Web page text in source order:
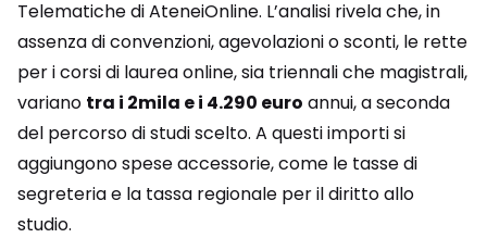
Telematiche di AteneiOnline. L’analisi rivela che, in
assenza di convenzioni, agevolazioni o sconti, le rette
per i corsi di laurea online, sia triennali che magistrali,
variano tra i 2mila e i 4.290 euro annui, a seconda
del percorso di studi scelto. A questi importi si
aggiungono spese accessorie, come le tasse di
segreteria e la tassa regionale per il diritto allo
studio.